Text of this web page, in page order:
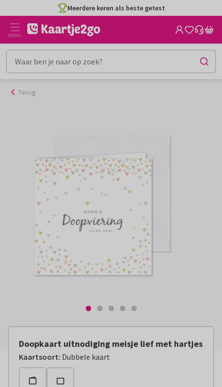
naar
inhoud
Meerdere keren als beste getest
MENU
Terug
Doopkaart uitnodiging meisje lief met hartjes
Kaartsoort: Dubbele kaart